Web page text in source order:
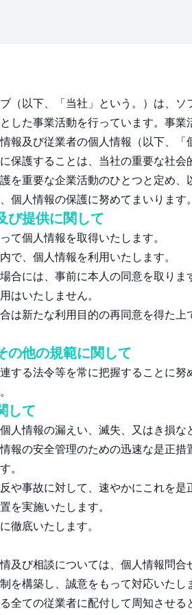
（以下、「当社」という。）は、ソ
した事業活動を行っています。事業
報及び従業者の個人情報（以下、「
保護することは、当社の重要な社会
を重要な企業活動のひとつと定め、
個人情報の保護に努めてまいります。
び提供に関して
て個人情報を取得いたします。
で、個人情報を利用いたします。
合には、事前に本人の同意を取りま
はいたしません。
は新たな利用目的の再同意を得た上
の他の規範に関して
する法令等を常に把握することに努
して
人情報の漏えい、滅失、又はき損な
報の安全管理のための迅速な是正措
。
や事故に対して、速やかにこれを是
を実施いたします。
徹底いたします。
及び相談については、個人情報問合
を構築し、誠意をもって対応いたし
全ての従業者に配付して周知させる